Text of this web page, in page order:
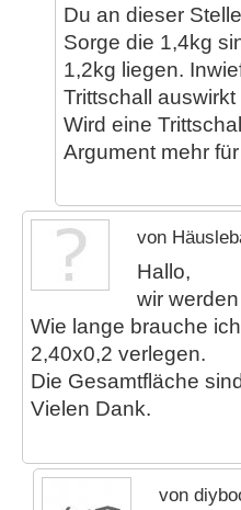
Du an dieser
Sorge die 1,4kg
1,2kg liegen.
Trittschall
Wird eine
Argument mehr
von
Hallo,
wir
Wie lange brauche
2,40x0,2 verlegen.
Die Gesamtfläche
Vielen Dank.
von